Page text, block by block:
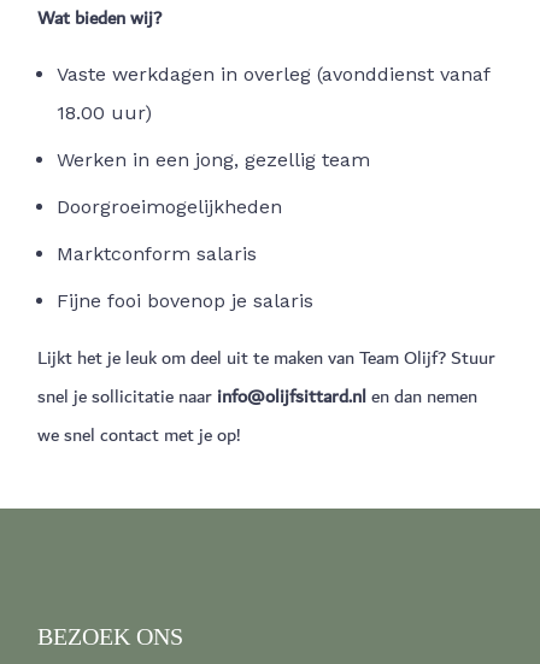
Wat bieden wij?
Vaste werkdagen in overleg (avonddienst vanaf
18.00 uur)
Werken in een jong, gezellig team
Doorgroeimogelijkheden
Marktconform salaris
Fijne fooi bovenop je salaris
Lijkt het je leuk om deel uit te maken van Team Olijf? Stuur
snel je sollicitatie naarinfo@olijfsittard.nlen dan nemen
we snel contact met je op!
BEZOEK ONS